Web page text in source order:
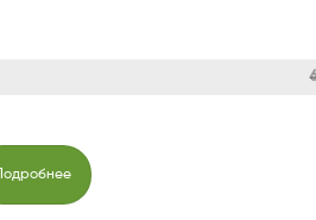
Подробнее